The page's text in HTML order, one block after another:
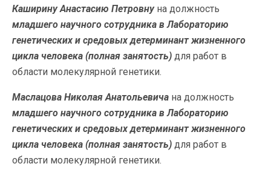
Каширину Анастасию Петровну на должность
младшего научного сотрудника в Лабораторию
генетических и средовых детерминант жизненного
цикла человека (полная занятость) для работ в
области молекулярной генетики.
Маслацова Николая Анатольевича на должность
младшего научного сотрудника в Лабораторию
генетических и средовых детерминант жизненного
цикла человека (полная занятость) для работ в
области молекулярной генетики.